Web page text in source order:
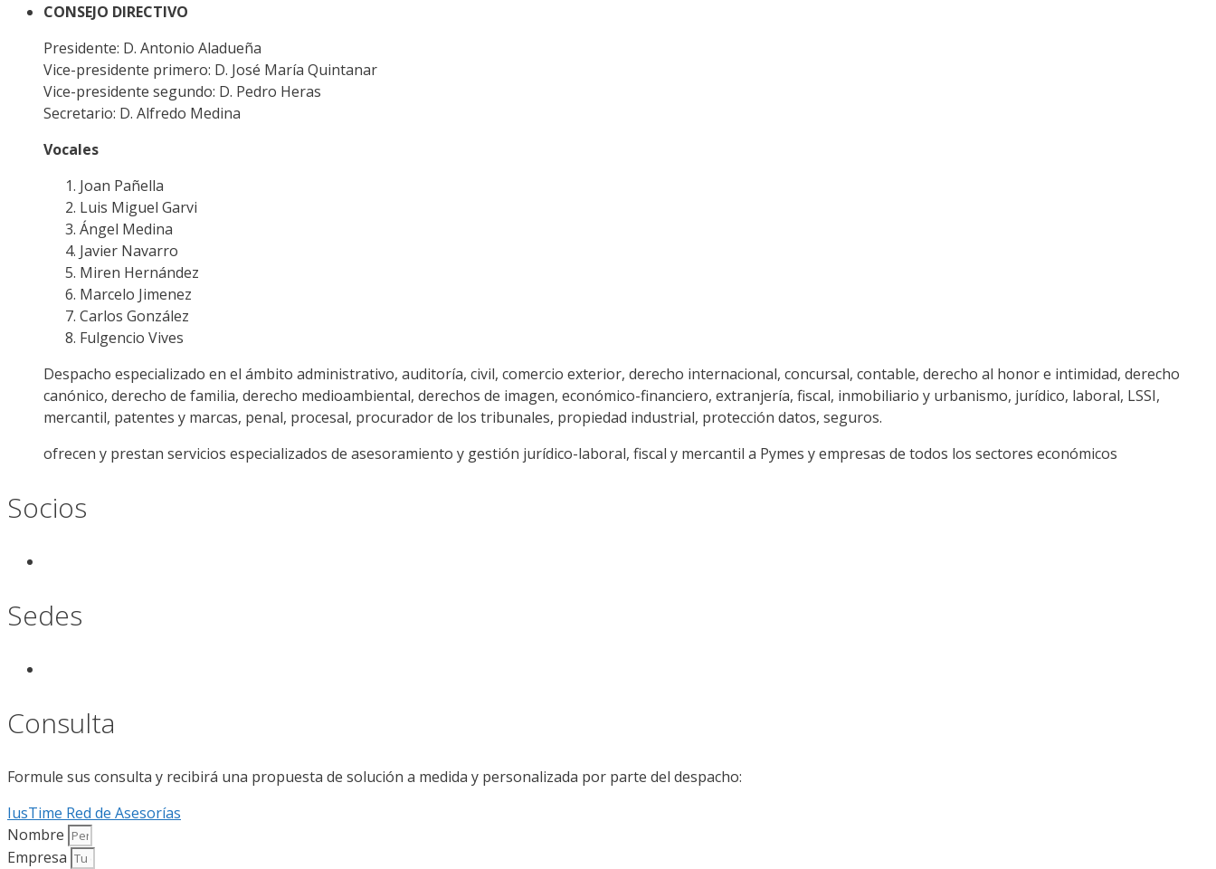
CONSEJO DIRECTIVO
Presidente: D. Antonio Aladueña
Vice-presidente primero: D. José María Quintanar
Vice-presidente segundo: D. Pedro Heras
Secretario: D. Alfredo Medina
Vocales
Joan Pañella
Luis Miguel Garvi
Ángel Medina
Javier Navarro
Miren Hernández
Marcelo Jimenez
Carlos González
Fulgencio Vives
Despacho especializado en el ámbito administrativo, auditoría, civil, comercio exterior, derecho internacional, concursal, contable, derecho al honor e intimidad, derecho
canónico, derecho de familia, derecho medioambiental, derechos de imagen, económico-financiero, extranjería, fiscal, inmobiliario y urbanismo, jurídico, laboral, LSSI,
mercantil, patentes y marcas, penal, procesal, procurador de los tribunales, propiedad industrial, protección datos, seguros.
ofrecen y prestan servicios especializados de asesoramiento y gestión jurídico-laboral, fiscal y mercantil a Pymes y empresas de todos los sectores económicos
Socios
Sedes
Consulta
Formule sus consulta y recibirá una propuesta de solución a medida y personalizada por parte del despacho:
IusTime Red de Asesorías
Nombre
Empresa